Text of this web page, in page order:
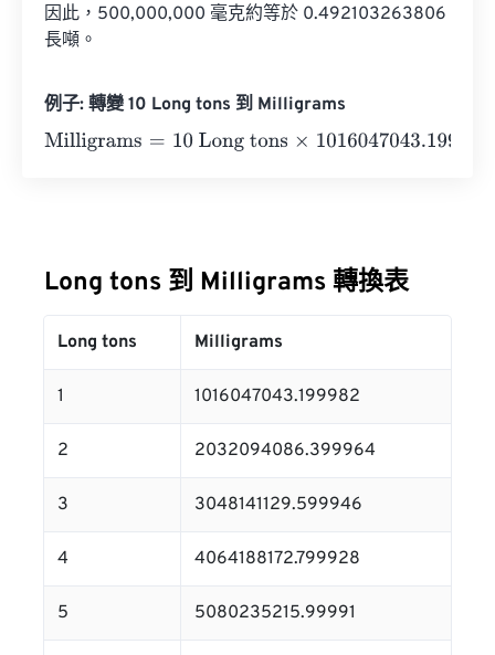
因此，500,000,000 毫克約等於 0.492103263806
長噸。
例子: 轉變 10 Long tons 到 Milligrams
Milligrams=10 Long tons× 1016047043.199982=
Long tons 到 Milligrams 轉換表
Long tons Milligrams
1 1016047043.199982
2 2032094086.399964
3 3048141129.599946
4 4064188172.799928
5 5080235215.99991